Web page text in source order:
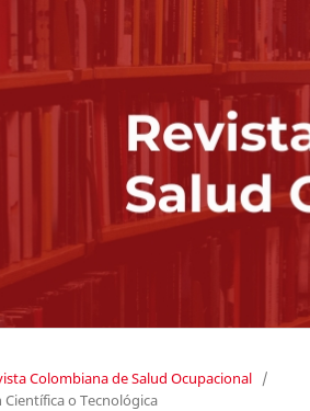
Colombiana de Salud Ocupacional /
o Tecnológica